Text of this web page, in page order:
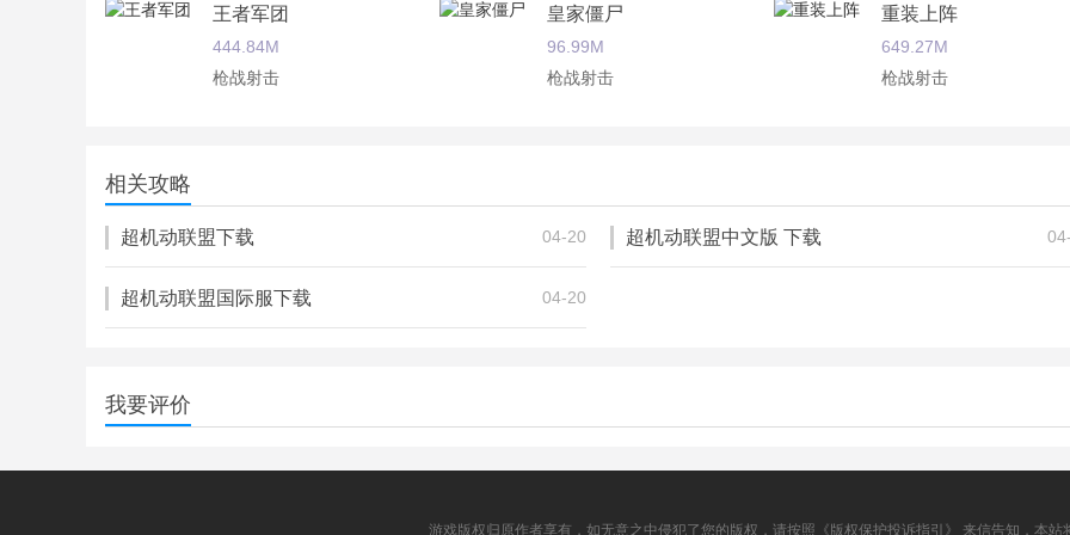
王者军团
444.84M
枪战射击
皇家僵尸
96.99M
枪战射击
重装上阵
649.27M
枪战射击
枪战射击
枪战射击
枪战射击
相关攻略
超机动联盟下载 04-20 超机动联盟中文版 下载
超机动联盟国际服下载 04-20
我要评价
游戏版权归原作者享有，如无意之中侵犯了您的版权，请按照《版权保护投诉指引》 来信告知，本站